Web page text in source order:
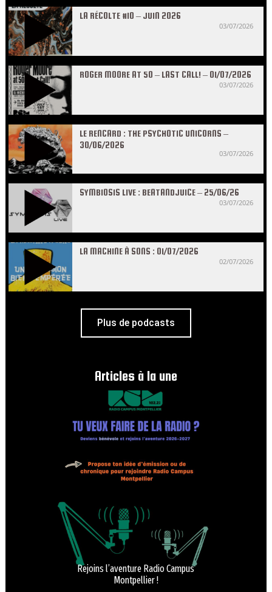
LA RÉCOLTE #10 – JUIN 2026
03/07/2026
ROGER MOORE AT 50 – LAST CALL! – 01/07/2026
03/07/2026
LE RENCARD : THE PSYCHOTIC UNICORNS –
30/06/2026
03/07/2026
SYMBIOSIS LIVE : BEATANDJUICE – 25/06/26
03/07/2026
LA MACHINE À SONS : 01/07/2026
02/07/2026
Plus de podcasts
Articles à la une
Rejoins l’aventure Radio Campus
Montpellier !